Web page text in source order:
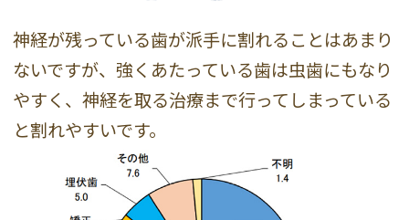
神経が残っている歯が派手に割れることはあまり
ないですが、強くあたっている歯は虫歯にもなり
やすく、神経を取る治療まで行ってしまっている
と割れやすいです。